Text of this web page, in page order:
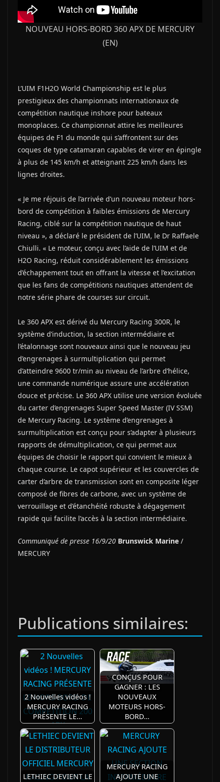
NOUVEAU HORS-BORD 360 APX DE MERCURY
(EN)
L’UIM F1H2O World Championship est le plus
prestigieux des championnats internationaux de
compétition nautique inshore pour bateaux
monoplaces. Ce championnat attire les meilleures
équipes de F1 du monde qui s’affrontent sur des
coques de type catamaran capables de virer en épingle
à plus de 145 km/h et atteignant 225 km/h dans les
lignes droites.
« Je me réjouis de l’arrivée d’un nouveau moteur hors-
bord de compétition à faibles émissions de Mercury
Racing, ciblé sur la compétition nautique de haut
niveau », a déclaré le président de l’UIM, le Dr Raffaele
Chiulli. « Le moteur, conçu avec l’aide de l’UIM et de
H2O Racing, réduit considérablement les émissions
d’échappement tout en offrant la vitesse et l’excitation
que les fans de compétitions nautiques attendent de
notre série phare de courses sur circuit.
Le 360 APX est dérivé du Mercury Racing 300R, le
système d’induction, la section intermédiaire et
l’étalonnage sont nouveaux ainsi que le nouveau jeu
d’engrenages à surmultiplication qui permet
d’atteindre 9600 tr/min au niveau de l’arbre d’hélice,
une commande numérique assure une accélération
douce et précise. Le 360 APX utilise une version évoluée
du carter d’engrenages Super Speed Master (IV SSM)
de Mercury Racing. Le système d’engrenages à
surmultiplication est conçu pour s’adapter à plusieurs
rapports de démultiplication, ce qui permet aux
équipes de choisir le rapport qui convient le mieux à
chaque course. Le capot supérieur et les couvercles de
carter d’arbre de transmission sont en composite léger
composé de fibres de carbone, avec un système de
verrouillage et d’étanchéité robuste à dégagement
rapide qui facilite l’accès à la section intermédiaire.
Communiqué de presse 16/9/20 Brunswick Marine /
MERCURY
Publications similaires:
2 Nouvelles vidéos !
MERCURY RACING
PRÉSENTE LE…
CONÇUS POUR
GAGNER : LES
NOUVEAUX
MOTEURS HORS-
BORD…
LETHIEC DEVIENT LE
MERCURY RACING
AJOUTE UNE